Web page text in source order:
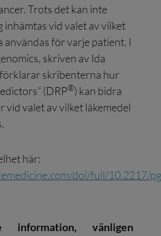
Trots det kan inte
inhämtas vid valet av vilket
användas för varje patient. I
skriven av Ida
skribenterna hur
(DRP®) kan bidra
vid valet av vilket läkemedel
här:
doi/full/10.2217/
information, vänligen